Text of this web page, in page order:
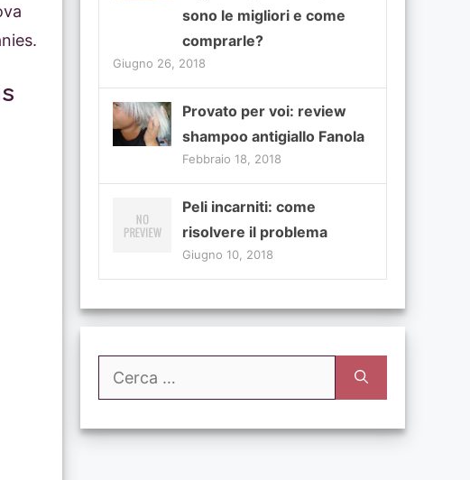
sono le migliori e come
comprarle?
Giugno 26, 2018
Provato per voi: review
shampoo antigiallo Fanola
Febbraio 18, 2018
Peli incarniti: come
risolvere il problema
Giugno 10, 2018
Ricerca